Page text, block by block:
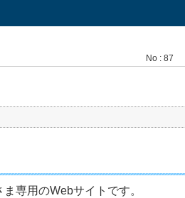
No : 87
専用のWebサイトです。